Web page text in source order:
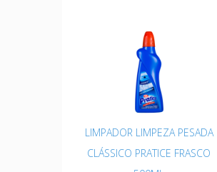
LIMPADOR LIMPEZA PESADA
CLÁSSICO PRATICE FRASCO